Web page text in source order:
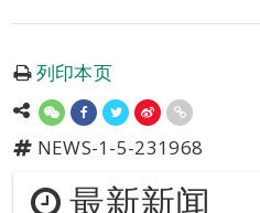
列印本页
NEWS-1-5-231968
最新新闻